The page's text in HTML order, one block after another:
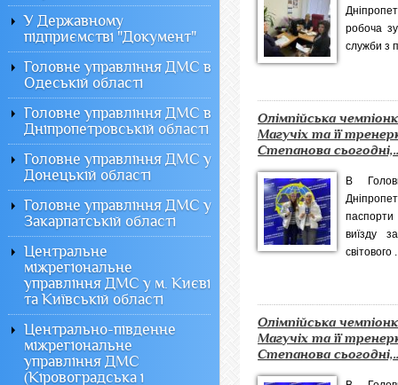
робоча
служби з
Олімпійська
Магучіх та її
Степанова
В
виїзду
світового
Олімпійська
Магучіх та її
Степанова
У Державному
підприємстві "Документ"
Головне управління ДМС в
Одеській області
Головне управління ДМС в
Дніпропетровській області
Головне управління ДМС у
Донецькій області
Головне управління ДМС у
Закарпатській області
Центральне
міжрегіональне
управління ДМС у м. Києві
та Київській області
Центрально-південне
міжрегіональне
управління ДМС
(Кіровоградська і